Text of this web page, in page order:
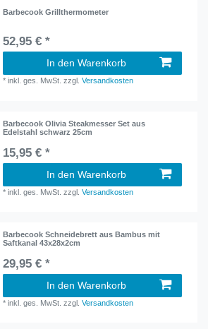
Barbecook Grillthermometer
52,95 € *
In den Warenkorb
*inkl. ges. MwSt. zzgl.Versandkosten
Barbecook Olivia Steakmesser Set aus
Edelstahl schwarz 25cm
15,95 € *
In den Warenkorb
*inkl. ges. MwSt. zzgl.Versandkosten
Barbecook Schneidebrett aus Bambus mit
Saftkanal 43x28x2cm
29,95 € *
In den Warenkorb
*inkl. ges. MwSt. zzgl.Versandkosten